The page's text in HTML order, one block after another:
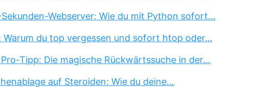
Sekunden-Webserver: Wie du mit Python sofort…
Warum du top vergessen und sofort htop oder…
Tipp: Die magische Rückwärtssuche in der…
auf Steroiden: Wie du deine…